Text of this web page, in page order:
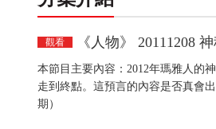
觀看 《人物》 20111208
本節目主要內容：2012年瑪雅人的
走到終點。這預言的內容是否真會
期）